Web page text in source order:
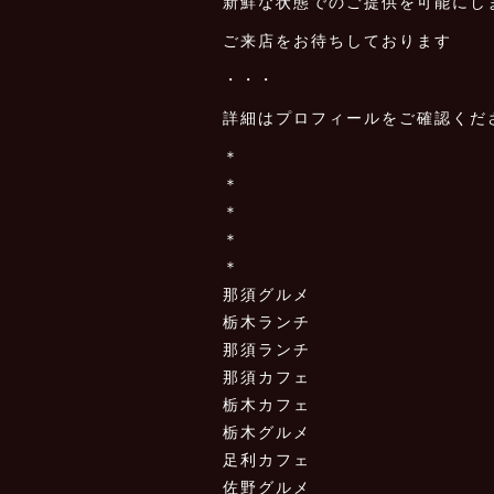
ご来店をお待ちしております️
・・・
詳細はプロフィールをご確認くだ
＊
＊
＊
＊
＊
那須グルメ
栃木ランチ
那須ランチ
那須カフェ
栃木カフェ
栃木グルメ
足利カフェ
佐野グルメ